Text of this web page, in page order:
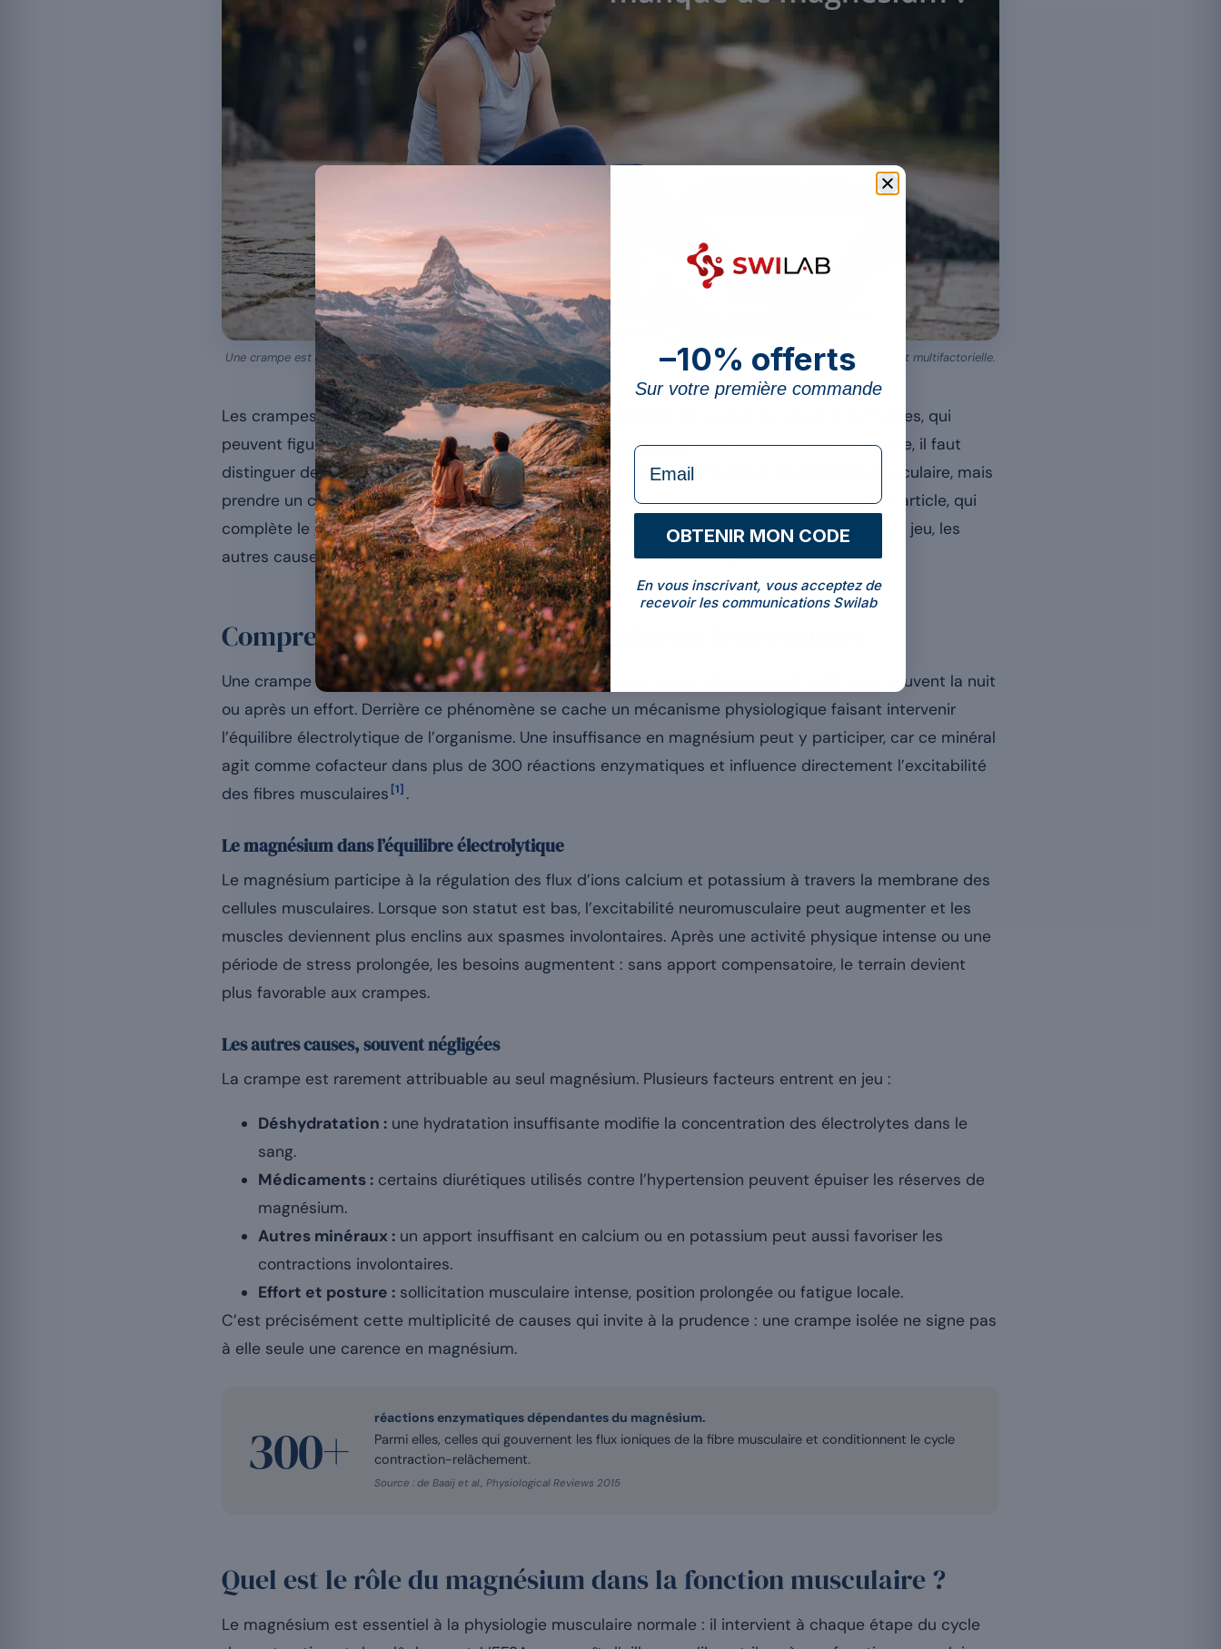
Une crampe est une contraction involontaire : elle peut accompagner un statut bas en magnésium, mais sa cause est souvent multifactorielle.
Les crampes musculaires sont des contractions involontaires et soudaines, souvent nocturnes, qui
peuvent figurer parmi les signaux d’un statut bas en
magnésium. Avant d’y voir une certitude, il faut
distinguer deux choses : un déficit en ce minéral peut bel et bien favoriser l’excitabilité musculaire, mais
prendre un complément pourprévenirles crampes n’est pas une stratégie démontrée. Cet article, qui
complète le dossier sur les signes d’une carence en magnésium, démêle les mécanismes en jeu, les
autres causes possibles et ce que disent réellement les essais cliniques.
Comprendre les crampes musculaires et leurs causes
Une crampe est une contraction soudaine et douloureuse qui semble surgir de nulle part, souvent la nuit
ou après un effort. Derrière ce phénomène se cache un mécanisme physiologique faisant intervenir
l’équilibre électrolytique de l’organisme. Une insuffisance en magnésium peut y participer, car ce minéral
agit comme cofacteur dans plus de 300 réactions enzymatiques et influence directement l’excitabilité
des fibres musculaires [1] .
Le magnésium dans l’équilibre électrolytique
Le magnésium participe à la régulation des flux d’ions calcium et potassium à travers la membrane des
cellules musculaires. Lorsque son statut est bas, l’excitabilité neuromusculaire peut augmenter et les
muscles deviennent plus enclins aux spasmes involontaires. Après une activité physique intense ou une
période de stress prolongée, les besoins augmentent : sans apport compensatoire, le terrain devient
plus favorable aux crampes.
Les autres causes, souvent négligées
La crampe est rarement attribuable au seul magnésium. Plusieurs facteurs entrent en jeu :
Déshydratation : une hydratation insuffisante modifie la concentration des électrolytes dans le
sang.
Médicaments : certains diurétiques utilisés contre l’hypertension peuvent épuiser les réserves de
magnésium.
Autres minéraux : un apport insuffisant en calcium ou en potassium peut aussi favoriser les
contractions involontaires.
Effort et posture : sollicitation musculaire intense, position prolongée ou fatigue locale.
C’est précisément cette multiplicité de causes qui invite à la prudence : une crampe isolée ne signe pas
à elle seule une carence en magnésium.
300+
réactions enzymatiques dépendantes du magnésium.
Parmi elles, celles qui gouvernent les flux ioniques de la fibre musculaire et conditionnent le cycle
contraction-relâchement.
Source : de Baaij et al., Physiological Reviews 2015
Quel est le rôle du magnésium dans la fonction musculaire ?
Le magnésium est essentiel à la physiologie musculaire normale : il intervient à chaque étape du cycle
–10% offerts
Sur votre première commande
formulaire Email
OBTENIR MON CODE
En vous inscrivant, vous acceptez de
recevoir les communications Swilab